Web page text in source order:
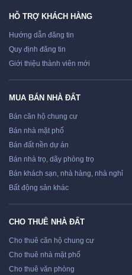
HỖ TRỢ KHÁCH HÀNG
Hướng dẫn đăng tin
Quy định đăng tin
Giới thiệu thành viên mới
MUA BÁN NHÀ ĐẤT
Bán căn hộ chung cư
Bán nhà mặt phố
Bán đất nền dự án
Bán nhà trọ, dãy phòng trọ
Bán khách sạn, nhà hàng, nhà nghỉ
Bất động sản khác
CHO THUÊ NHÀ ĐẤT
Cho thuê căn hộ chung cư
Cho thuê nhà mặt phố
Cho thuê văn phòng